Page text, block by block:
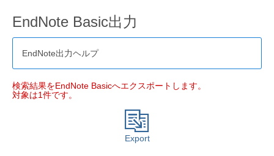
EndNote Basic出力
EndNote出力ヘルプ
検索結果をEndNote Basicへエクスポートします。
対象は1件です。
Export